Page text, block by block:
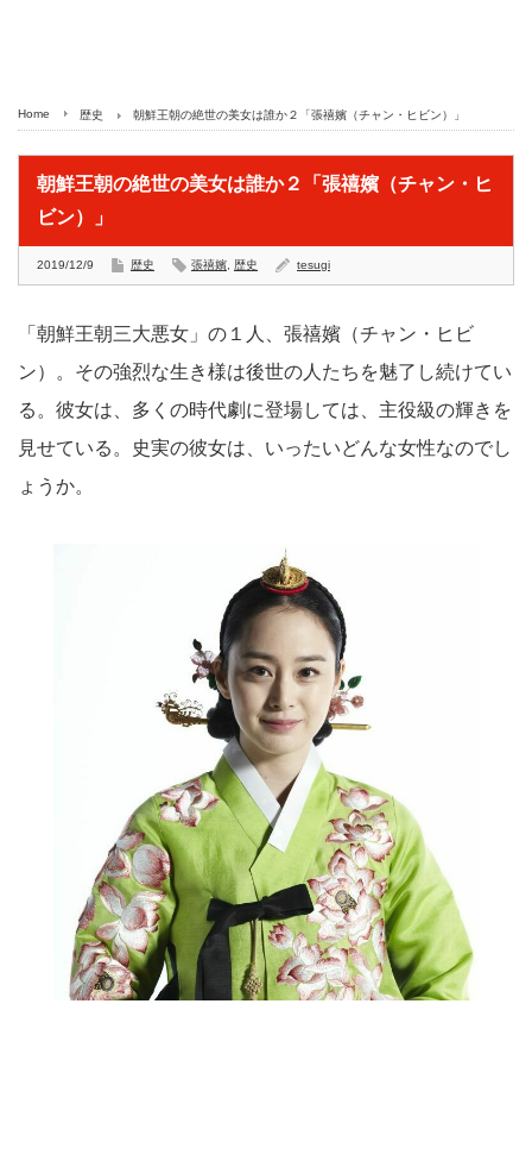
Home 歴史 朝鮮王朝の絶世の美女は誰か２「張禧嬪（チャン・ヒビン）」
朝鮮王朝の絶世の美女は誰か２「張禧嬪（チャン・ヒ
ビン）」
2019/12/9 歴史 張禧嬪 歴史 tesugi
「朝鮮王朝三大悪女」の１人、張禧嬪（チャン・ヒビ
ン）。その強烈な生き様は後世の人たちを魅了し続けてい
る。彼女は、多くの時代劇に登場しては、主役級の輝きを
見せている。史実の彼女は、いったいどんな女性なのでし
ょうか。